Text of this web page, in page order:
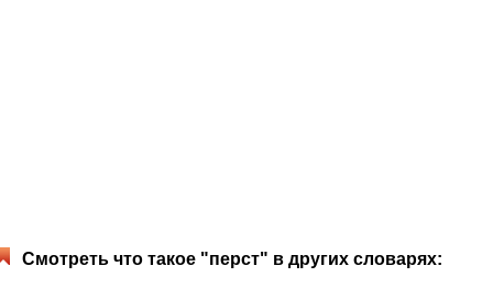
Смотреть что такое "перст" в других словарях: